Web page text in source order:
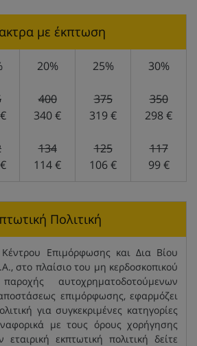
με έκπτωση
20% 25% 30%
400
340 €
375
319 €
350
298 €
134
114 €
125
106 €
117
99 €
Πολιτική
Επιμόρφωσης και Δια Βίου
στο πλαίσιο του μη κερδοσκοπικού
αυτοχρηματοδοτούμενων
επιμόρφωσης, εφαρμόζει
για συγκεκριμένες κατηγορίες
με τους όρους χορήγησης
εκπτωτική πολιτική δείτε